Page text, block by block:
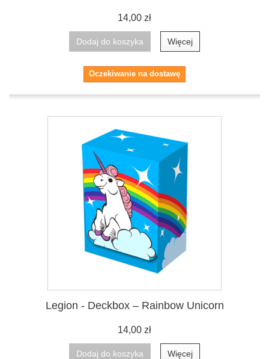
14,00 zł
Dodaj do koszyka Więcej
Oczekiwanie na dostawę
Legion - Deckbox – Rainbow Unicorn
14,00 zł
Dodaj do koszyka Więcej